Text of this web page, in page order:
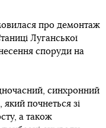
про демонтаж
Луганської
споруди на
синхронний
почнеться зі
а також